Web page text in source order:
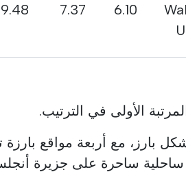
6.10
7.37
9.48
الأولى في الترتيب.
بارز، مع أربعة مواقع بارزة
ساحرة على جزيرة